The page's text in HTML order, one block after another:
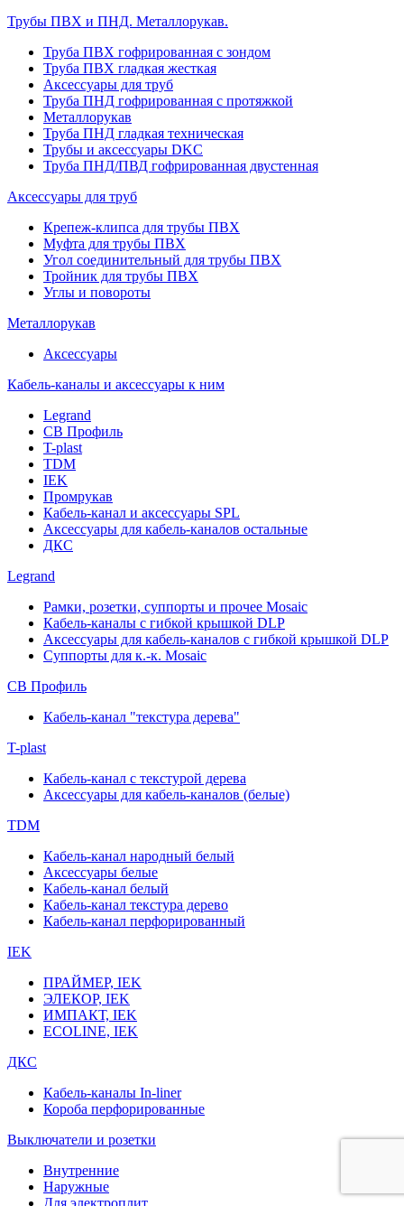
Трубы ПВХ и ПНД. Металлорукав.
Труба ПВХ гофрированная с зондом
Труба ПВХ гладкая жесткая
Аксессуары для труб
Труба ПНД гофрированная с протяжкой
Металлорукав
Труба ПНД гладкая техническая
Трубы и аксессуары DKC
Труба ПНД/ПВД гофрированная двустенная
Аксессуары для труб
Крепеж-клипса для трубы ПВХ
Муфта для трубы ПВХ
Угол соединительный для трубы ПВХ
Тройник для трубы ПВХ
Углы и повороты
Металлорукав
Аксессуары
Кабель-каналы и аксессуары к ним
Legrand
СВ Профиль
T-plast
TDM
IEK
Промрукав
Кабель-канал и аксессуары SPL
Аксессуары для кабель-каналов остальные
ДКС
Legrand
Рамки, розетки, суппорты и прочее Mosaic
Кабель-каналы с гибкой крышкой DLP
Аксессуары для кабель-каналов с гибкой крышкой DLP
Суппорты для к.-к. Mosaic
СВ Профиль
Кабель-канал "текстура дерева"
T-plast
Кабель-канал с текстурой дерева
Аксессуары для кабель-каналов (белые)
TDM
Кабель-канал народный белый
Аксессуары белые
Кабель-канал белый
Кабель-канал текстура дерево
Кабель-канал перфорированный
IEK
ПРАЙМЕР, IEK
ЭЛЕКОР, IEK
ИМПАКТ, IEK
ECOLINE, IEK
ДКС
Кабель-каналы In-liner
Короба перфорированные
Выключатели и розетки
Внутренние
Наружные
Для электроплит